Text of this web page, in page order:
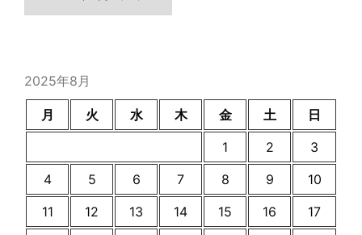
2025年8月
月 火 水 木 金 土
日
1
2
3
4
5 6 7 8 9
10
11
12 13 14 15 16
17